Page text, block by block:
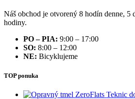
Náš obchod je otvorený 8 hodín denne, 5
hodiny.
PO – PIA: 9:00 – 17:00
SO: 8:00 – 12:00
NE: Bicyklujeme
TOP ponuka